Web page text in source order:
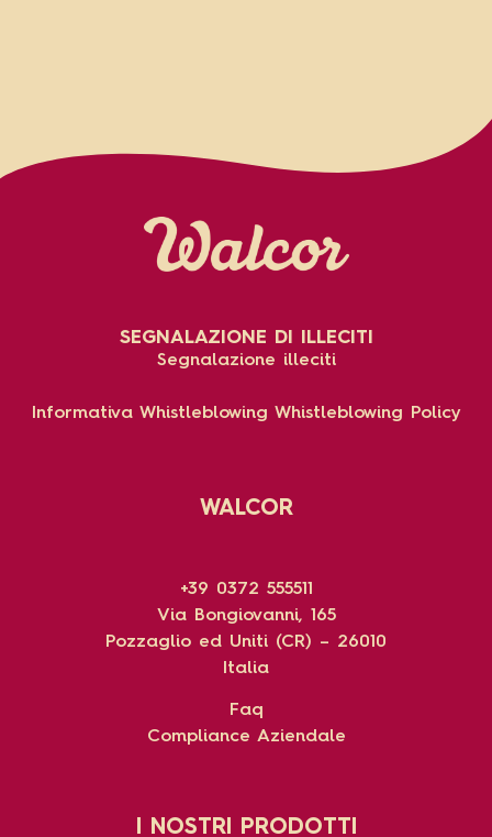
SEGNALAZIONE DI ILLECITI
Segnalazione illeciti
Informativa Whistleblowing Whistleblowing Policy
WALCOR
+39 0372 555511
Via Bongiovanni, 165
Pozzaglio ed Uniti (CR) – 26010
Italia
Faq
Compliance Aziendale
I NOSTRI PRODOTTI